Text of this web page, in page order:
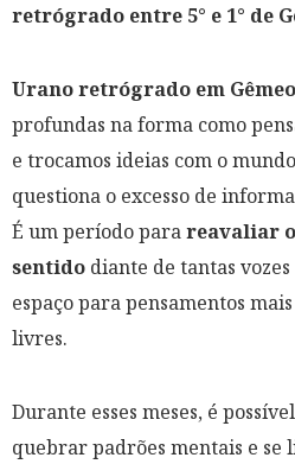
retrógrado entre 5° e 1° de
Urano retrógrado em
profundas na forma como
e trocamos ideias com o
questiona o excesso de
É um período parareavaliar
sentido diante de tantas
espaço para pensamentos
livres.
Durante esses meses, é
quebrar padrões mentais e se